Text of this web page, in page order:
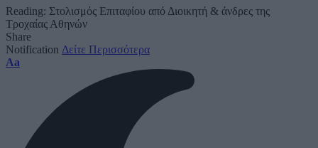
Reading: Στολισμός Επιταφίου από Διοικητή & άνδρες της
Τροχαίας Αθηνών
Share
Notification Δείτε Περισσότερα
Font
Aa